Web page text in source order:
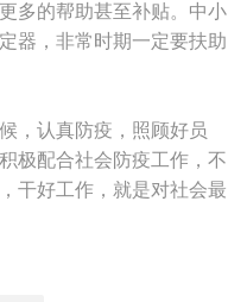
多的帮助甚至补贴。中小
器，非常时期一定要扶助
，认真防疫，照顾好员
极配合社会防疫工作，不
干好工作，就是对社会最